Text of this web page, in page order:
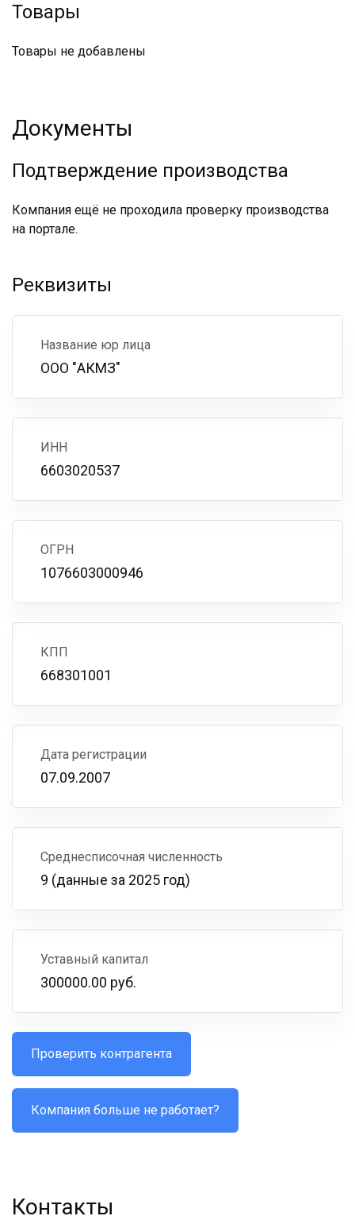
Товары
Товары не добавлены
Документы
Подтверждение производства
Компания ещё не проходила проверку производства
на портале.
Реквизиты
Название юр лица
ООО "АКМЗ"
ИНН
6603020537
ОГРН
1076603000946
КПП
668301001
Дата регистрации
07.09.2007
Среднесписочная численность
9 (данные за 2025 год)
Уставный капитал
300000.00 руб.
Проверить контрагента
Компания больше не работает?
Контакты